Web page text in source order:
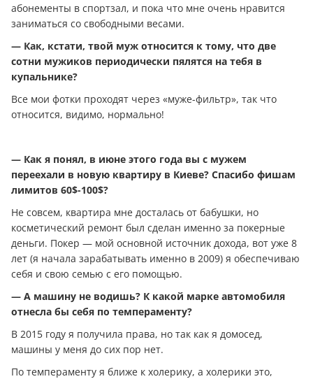
абонементы в спортзал, и пока что мне очень нравится
заниматься со свободными весами.
— Как, кстати, твой муж относится к тому, что две
сотни мужиков периодически пялятся на тебя в
купальнике?
Все мои фотки проходят через «муже-фильтр», так что
относится, видимо, нормально!
— Как я понял, в июне этого года вы с мужем
переехали в новую квартиру в Киеве? Спасибо фишам
лимитов 60$-100$?
Не совсем, квартира мне досталась от бабушки, но
косметический ремонт был сделан именно за покерные
дeньги. Покер — мой основной источник дохода, вот уже 8
лет (я начала зарабатывать именно в 2009) я обеспечиваю
себя и свою семью с его помощью.
— А машину не водишь? К какой марке автомобиля
отнесла бы себя по темпераменту?
В 2015 году я получила права, но так как я домосед,
машины у меня до сих пор нет.
По темпераменту я ближе к холерику, а холерики это,